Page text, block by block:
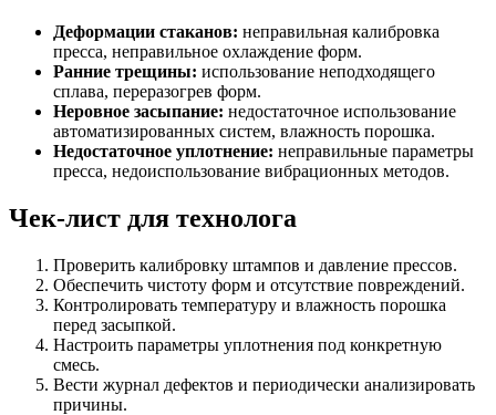
Деформации стаканов: неправильная калибровка
пресса, неправильное охлаждение форм.
Ранние трещины: использование неподходящего
сплава, переразогрев форм.
Неровное засыпание: недостаточное использование
автоматизированных систем, влажность порошка.
Недостаточное уплотнение: неправильные параметры
пресса, недоиспользование вибрационных методов.
Чек-лист для технолога
Проверить калибровку штампов и давление прессов.
Обеспечить чистоту форм и отсутствие повреждений.
Контролировать температуру и влажность порошка
перед засыпкой.
Настроить параметры уплотнения под конкретную
смесь.
Вести журнал дефектов и периодически анализировать
причины.